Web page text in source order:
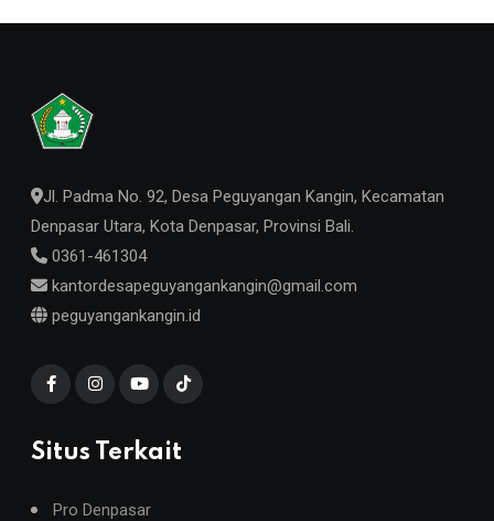
Jl. Padma No. 92, Desa Peguyangan Kangin, Kecamatan
Denpasar Utara, Kota Denpasar, Provinsi Bali.
0361-461304
kantordesapeguyangankangin@gmail.com
peguyangankangin.id
Situs Terkait
Pro Denpasar